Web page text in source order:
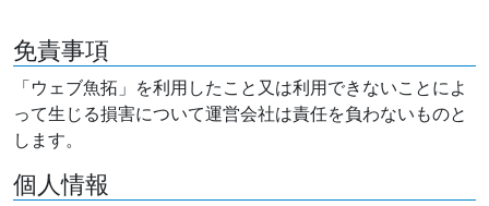
免責事項
「ウェブ魚拓」を利用したこと又は利用できないことによ
って生じる損害について運営会社は責任を負わないものと
します。
個人情報